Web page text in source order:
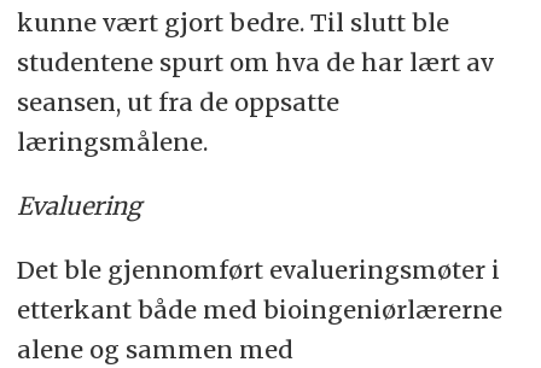
kunne vært gjort bedre. Til slutt ble
studentene spurt om hva de har lært av
seansen, ut fra de oppsatte
læringsmålene.
Evaluering
Det ble gjennomført evalueringsmøter i
etterkant både med bioingeniørlærerne
alene og sammen med